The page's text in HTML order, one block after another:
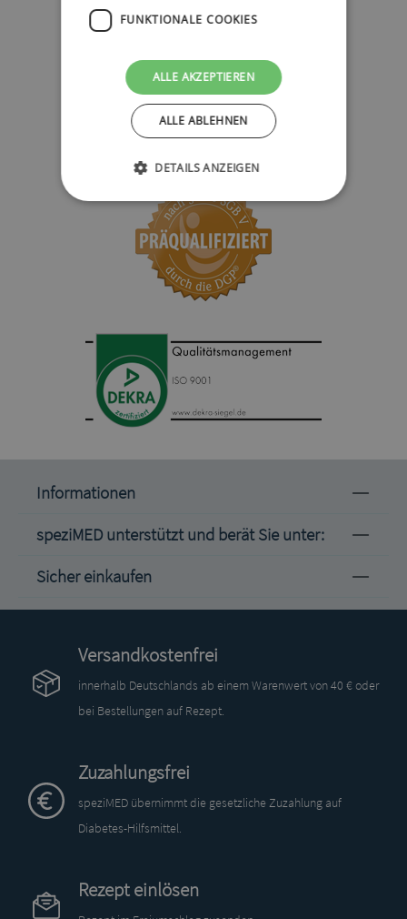
Informationen
speziMED unterstützt und berät Sie unter:
Sicher einkaufen
Versandkostenfrei
innerhalb Deutschlands ab einem Warenwert von 40 € oder
bei Bestellungen auf Rezept.
Zuzahlungsfrei
speziMED übernimmt die gesetzliche Zuzahlung auf
Diabetes-Hilfsmittel.
Rezept einlösen
FUNKTIONALE COOKIES
ALLE AKZEPTIEREN
ALLE ABLEHNEN
DETAILS ANZEIGEN